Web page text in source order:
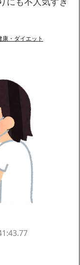
「サ終」相次ぎ倒産
が終わる
露NEW!
兼近「搾取しようと
51cmのスレンダー美
っていー？」ﾊﾟｼｬ
・・・「アカン、キ
絶え、様々な憶測が
キ」ではなく「俺」と
家電量販店のノジマに
ュアがヤバすぎるｗ
なことを言われてき
ません
康・ダイエット